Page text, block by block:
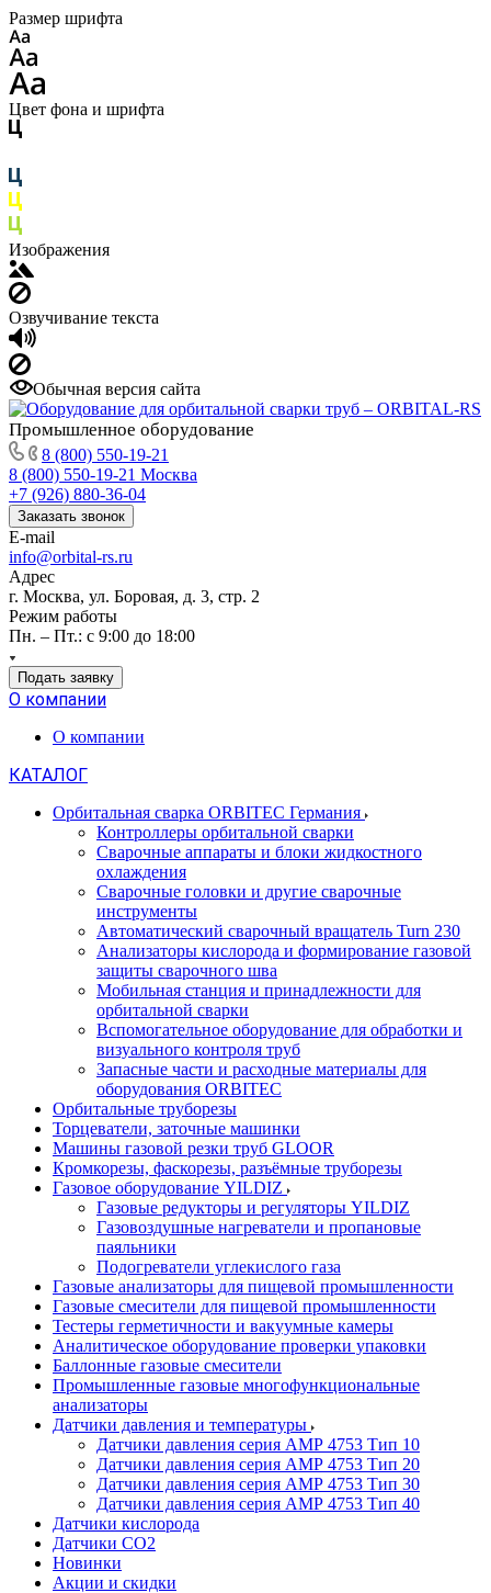
Размер шрифта
Цвет фона и шрифта
Изображения
Озвучивание текста
Обычная версия сайта
Промышленное оборудование
8 (800) 550-19-21
8 (800) 550-19-21 Москва
+7 (926) 880-36-04
Заказать звонок
E-mail
info@orbital-rs.ru
Адрес
г. Москва, ул. Боровая, д. 3, стр. 2
Режим работы
Пн. – Пт.: с 9:00 до 18:00
Подать заявку
О компании
О компании
КАТАЛОГ
Орбитальная сварка ORBITEC Германия
Контроллеры орбитальной сварки
Сварочные аппараты и блоки жидкостного
охлаждения
Сварочные головки и другие сварочные
инструменты
Автоматический сварочный вращатель Turn 230
Анализаторы кислорода и формирование газовой
защиты сварочного шва
Мобильная станция и принадлежности для
орбитальной сварки
Вспомогательное оборудование для обработки и
визуального контроля труб
Запасные части и расходные материалы для
оборудования ORBITEC
Орбитальные труборезы
Торцеватели, заточные машинки
Машины газовой резки труб GLOOR
Кромкорезы, фаскорезы, разъёмные труборезы
Газовое оборудование YILDIZ
Газовые редукторы и регуляторы YILDIZ
Газовоздушные нагреватели и пропановые
паяльники
Подогреватели углекислого газа
Газовые анализаторы для пищевой промышленности
Газовые смесители для пищевой промышленности
Тестеры герметичности и вакуумные камеры
Аналитическое оборудование проверки упаковки
Баллонные газовые смесители
Промышленные газовые многофункциональные
анализаторы
Датчики давления и температуры
Датчики давления серия АМР 4753 Тип 10
Датчики давления серия АМР 4753 Тип 20
Датчики давления серия АМР 4753 Тип 30
Датчики давления серия АМР 4753 Тип 40
Датчики кислорода
Датчики CO2
Новинки
Акции и скидки